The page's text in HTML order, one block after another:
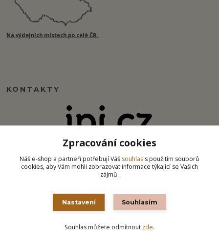
Na výdejních místech po celé ČR.
KONTAKTY
info@ipj.cz
Vytvořeno na Eshop-rychle.cz
Zpracování cookies
Náš e-shop a partneři potřebují Váš souhlas s použitím souborů
cookies, aby Vám mohli zobrazovat informace týkající se Vašich
zájmů.
Nastavení Souhlasím
Souhlas můžete odmítnout zde.